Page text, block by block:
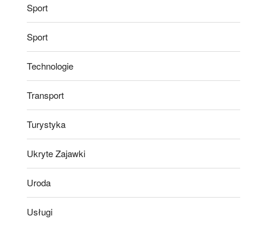
Sport
Sport
Technologie
Transport
Turystyka
Ukryte Zajawki
Uroda
Usługi